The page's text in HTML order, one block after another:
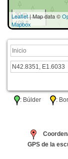
30 m
100 ft
Leaflet| Map data ©
Mapbox
: Búlder :
GPS de la